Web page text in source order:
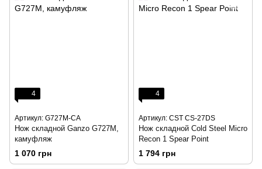
4
Артикул: G727M-CA
Нож складной Ganzo G727M,
камуфляж
1 070 грн
4
Артикул: CST CS-27DS
Нож складной Cold Steel Micro
Recon 1 Spear Point
1 794 грн